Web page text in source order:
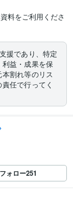
料をご利用くださ
援であり、特定
益・成果を保
割れ等のリス
任で行ってく
フォロー251